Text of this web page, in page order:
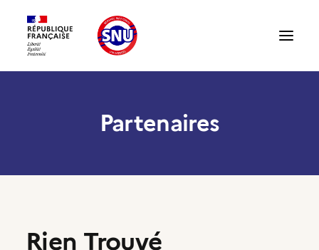
Présentation du SNUPartenaires
Rien Trouvé